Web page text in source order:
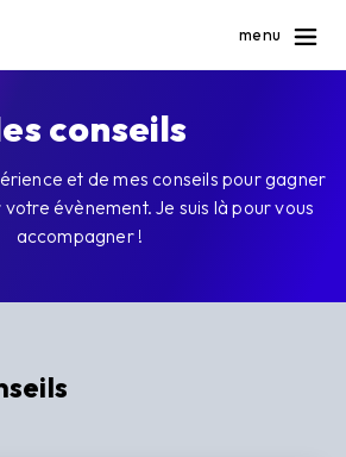
menu
conseils
et de mes conseils pour gagner
évènement. Je suis là pour vous
accompagner !